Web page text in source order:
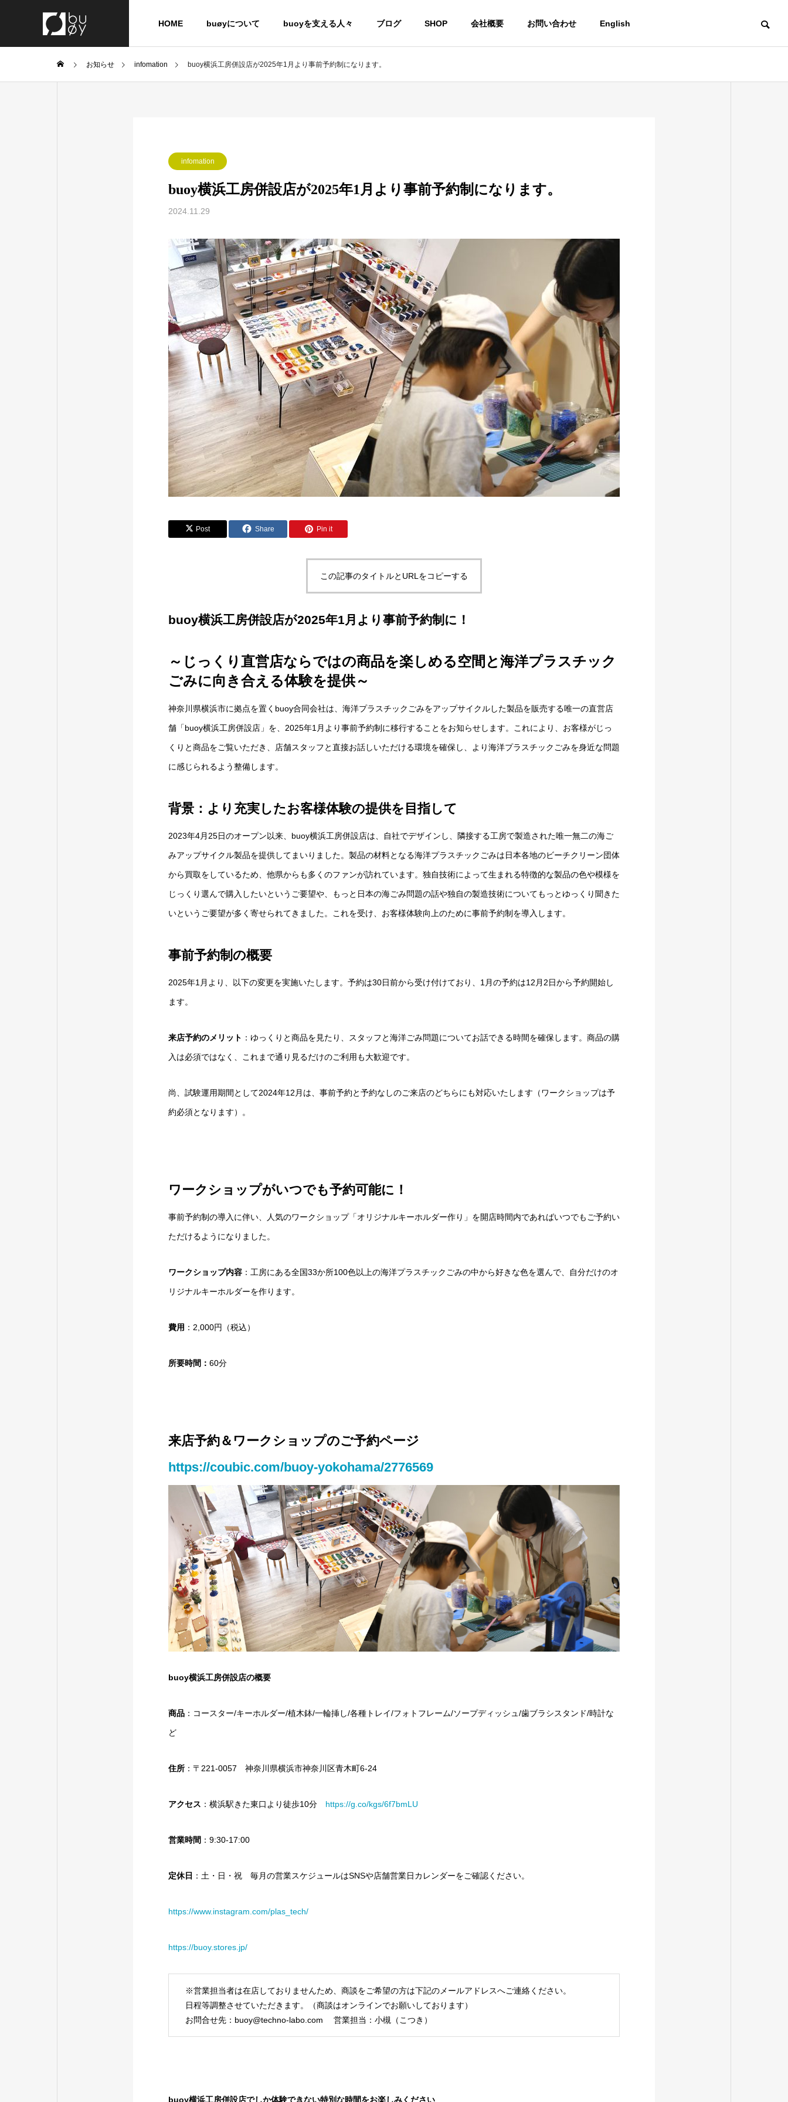
HOME buøyについて buoyを支える人々 ブログ SHOP 会社概要 お問い合わせ English
お知らせ infomation buoy横浜工房併設店が2025年1月より事前予約制になります。
infomation
buoy横浜工房併設店が2025年1月より事前予約制になります。
2024.11.29
Post Share Pin it
この記事のタイトルとURLをコピーする
buoy横浜工房併設店が2025年1月より事前予約制に！
～じっくり直営店ならではの商品を楽しめる空間と海洋プラスチック
ごみに向き合える体験を提供～
神奈川県横浜市に拠点を置くbuoy合同会社は、海洋プラスチックごみをアップサイクルした製品を販売する唯一の直営店
舗「buoy横浜工房併設店」を、2025年1月より事前予約制に移行することをお知らせします。これにより、お客様がじっ
くりと商品をご覧いただき、店舗スタッフと直接お話しいただける環境を確保し、より海洋プラスチックごみを身近な問題
に感じられるよう整備します。
背景：より充実したお客様体験の提供を目指して
2023年4月25日のオープン以来、buoy横浜工房併設店は、自社でデザインし、隣接する工房で製造された唯一無二の海ご
みアップサイクル製品を提供してまいりました。製品の材料となる海洋プラスチックごみは日本各地のビーチクリーン団体
から買取をしているため、他県からも多くのファンが訪れています。独自技術によって生まれる特徴的な製品の色や模様を
じっくり選んで購入したいというご要望や、もっと日本の海ごみ問題の話や独自の製造技術についてもっとゆっくり聞きた
いというご要望が多く寄せられてきました。これを受け、お客様体験向上のために事前予約制を導入します。
事前予約制の概要
2025年1月より、以下の変更を実施いたします。予約は30日前から受け付けており、1月の予約は12月2日から予約開始し
ます。
来店予約のメリット ：ゆっくりと商品を見たり、スタッフと海洋ごみ問題についてお話できる時間を確保します。商品の購
入は必須ではなく、これまで通り見るだけのご利用も大歓迎です。
尚、試験運用期間として2024年12月は、事前予約と予約なしのご来店のどちらにも対応いたします（ワークショップは予
約必須となります）。
ワークショップがいつでも予約可能に！
事前予約制の導入に伴い、人気のワークショップ「オリジナルキーホルダー作り」を開店時間内であればいつでもご予約い
ただけるようになりました。
ワークショップ内容 ：工房にある全国33か所100色以上の海洋プラスチックごみの中から好きな色を選んで、自分だけのオ
リジナルキーホルダーを作ります。
費用 ：2,000円（税込）
所要時間： 60分
来店予約＆ワークショップのご予約ページ
https://coubic.com/buoy-yokohama/2776569
buoy横浜工房併設店の概要
商品 ：コースター/キーホルダー/植木鉢/一輪挿し/各種トレイ/フォトフレーム/ソープディッシュ/歯ブラシスタンド/時計な
ど
住所 ：〒221-0057 神奈川県横浜市神奈川区青木町6-24
アクセス ：横浜駅きた東口より徒歩10分 https://g.co/kgs/6f7bmLU
営業時間 ：9:30-17:00
定休日 ：土・日・祝 毎月の営業スケジュールはSNSや店舗営業日カレンダーをご確認ください。
https://www.instagram.com/plas_tech/
https://buoy.stores.jp/
※営業担当者は在店しておりませんため、商談をご希望の方は下記のメールアドレスへご連絡ください。
日程等調整させていただきます。（商談はオンラインでお願いしております）
お問合せ先：buoy@techno-labo.com 営業担当：小槻（こつき）
buoy横浜工房併設店でしか体験できない特別な時間をお楽しみください